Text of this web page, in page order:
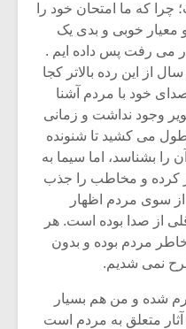
که ما امتحان خود را
معیار خوبی و بدی یک
می رفت پس داده ایم .
از این رده بالاتر کجا
خود با مردم آشنا
وجود نداشت و زمانی
می کشید تا شنونده
را بشناسد، اما سیما به
کرده و مخاطب را جذب
سوی مردم اظهار
از صدا بوده است. هر
مردم بوده و بدون
نمی شدیم.
شده و من هم بسیار
آثار متعلق به مردم است